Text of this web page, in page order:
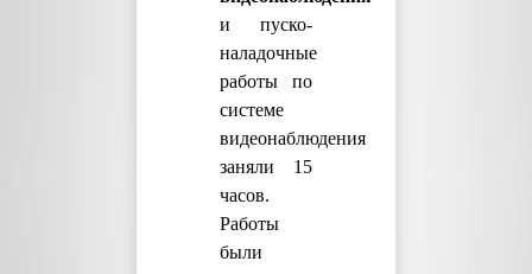
и пуско-
наладочные
работы по
системе
видеонаблюдения
заняли 15
часов.
Работы
были